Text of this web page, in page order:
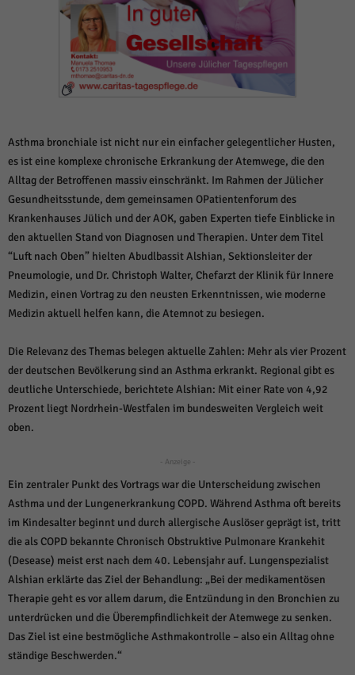
Asthma bronchiale ist nicht nur ein einfacher gelegentlicher Husten,
es ist eine komplexe chronische Erkrankung der Atemwege, die den
Alltag der Betroffenen massiv einschränkt. Im Rahmen der Jülicher
Gesundheitsstunde, dem gemeinsamen OPatientenforum des
Krankenhauses Jülich und der AOK, gaben Experten tiefe Einblicke in
den aktuellen Stand von Diagnosen und Therapien. Unter dem Titel
“Luft nach Oben” hielten Abudlbassit Alshian, Sektionsleiter der
Pneumologie, und Dr. Christoph Walter, Chefarzt der Klinik für Innere
Medizin, einen Vortrag zu den neusten Erkenntnissen, wie moderne
Medizin aktuell helfen kann, die Atemnot zu besiegen.
Die Relevanz des Themas belegen aktuelle Zahlen: Mehr als vier Prozent
der deutschen Bevölkerung sind an Asthma erkrankt. Regional gibt es
deutliche Unterschiede, berichtete Alshian: Mit einer Rate von 4,92
Prozent liegt Nordrhein-Westfalen im bundesweiten Vergleich weit
oben.
- Anzeige -
Ein zentraler Punkt des Vortrags war die Unterscheidung zwischen
Asthma und der Lungenerkrankung COPD. Während Asthma oft bereits
im Kindesalter beginnt und durch allergische Auslöser geprägt ist, tritt
die als COPD bekannte Chronisch Obstruktive Pulmonare Krankehit
(Desease) meist erst nach dem 40. Lebensjahr auf. Lungenspezialist
Alshian erklärte das Ziel der Behandlung: „Bei der medikamentösen
Therapie geht es vor allem darum, die Entzündung in den Bronchien zu
unterdrücken und die Überempfindlichkeit der Atemwege zu senken.
Das Ziel ist eine bestmögliche Asthmakontrolle – also ein Alltag ohne
ständige Beschwerden.“
auswählen.
Alle akzeptieren Speichern und weiter
Zurück
Datenschutzeinstellungen
Essenzielle Cookies ermöglichen grundlegende Funktionen und sind für die
Cookie-Informationen anzeigen
Statistiken (1)
Statistik Cookies erfassen Informationen anonym. Diese Informationen helfen
uns zu verstehen, wie unsere Besucher unsere Website nutzen.
Cookie-Informationen anzeigen
Marketing (1)
über Websites hinweg verfolgen.
Cookie-Informationen anzeigen
Externe Medien (6)
werden, bedarf der Zugriff auf diese Inhalte keiner manuellen Einwilligung
Cookie-Informationen anzeigen
powered by Borlabs Cookie Datenschutzerklärung Impressum